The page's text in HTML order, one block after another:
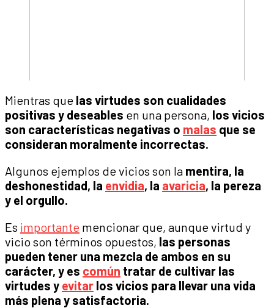
Mientras que las virtudes son cualidades
positivas y deseables en una persona, los vicios
son características negativas o malas que se
consideran moralmente incorrectas.
Algunos ejemplos de vicios son la mentira, la
deshonestidad, la envidia, la avaricia, la pereza
y el orgullo.
Es importante mencionar que, aunque virtud y
vicio son términos opuestos, las personas
pueden tener una mezcla de ambos en su
carácter, y es común tratar de cultivar las
virtudes y evitar los vicios para llevar una vida
más plena y satisfactoria.